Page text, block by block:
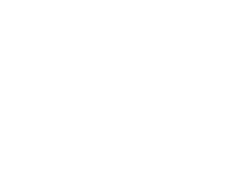
当社へのお問い合わせは、お電話で直接ご